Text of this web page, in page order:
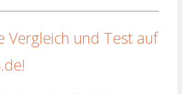
Vergleich und Test auf